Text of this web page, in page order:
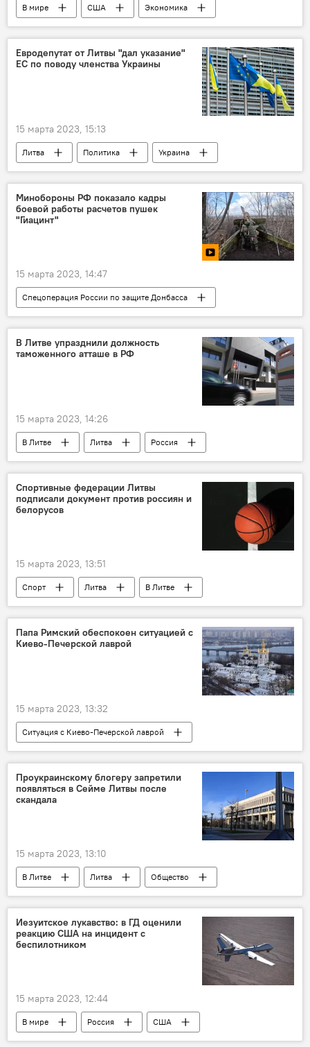
В мире США
Экономика
деньги
Евродепутат от Литвы "дал указание"
ЕС по поводу членства Украины
15 марта 2023, 15:13
Литва Политика
Украина
Киев
НАТО
членство
членство в ЕС
Минобороны РФ показало кадры
боевой работы расчетов пушек
"Гиацинт"
15 марта 2023, 14:47
Спецоперация России по защите Донбасса
В мире
Россия
Украина
Минобороны РФ
В Литве упразднили должность
таможенного атташе в РФ
15 марта 2023, 14:26
В Литве Литва
Россия
Украина
Великобритания
Спортивные федерации Литвы
подписали документ против россиян и
белорусов
15 марта 2023, 13:51
Спорт Литва
В Литве
Россия
Белоруссия
спортсмены
соревнования
Папа Римский обеспокоен ситуацией с
Киево-Печерской лаврой
15 марта 2023, 13:32
Ситуация с Киево-Печерской лаврой
Украина
православие
православные
Проукраинскому блогеру запретили
появляться в Сейме Литвы после
скандала
15 марта 2023, 13:10
В Литве Литва
Общество
Сейм
Иезуитское лукавство: в ГД оценили
реакцию США на инцидент с
беспилотником
15 марта 2023, 12:44
В мире Россия США